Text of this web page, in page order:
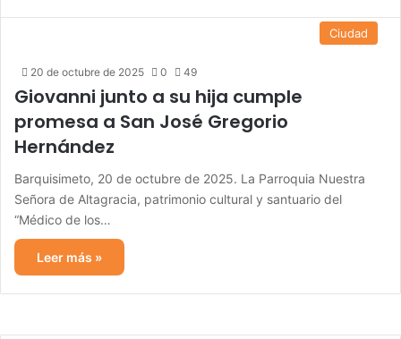
Ciudad
20 de octubre de 2025 0 49
Giovanni junto a su hija cumple
promesa a San José Gregorio
Hernández
Barquisimeto, 20 de octubre de 2025. La Parroquia Nuestra
Señora de Altagracia, patrimonio cultural y santuario del
“Médico de los…
Leer más »